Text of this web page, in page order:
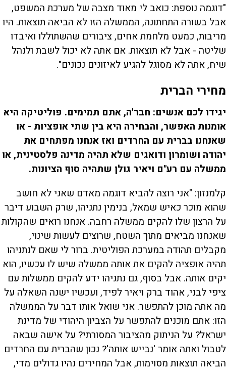
"דוגמה נוספת: כואב לי מאוד מצבה של מערכת המשפט,
אבל בשורה התחתונה, הממשלה הזו לא הביאה תוצאות. היו
מריבות, כמעט מלחמת אחים, ציבורים שהשתוללו ואיבדו
שליטה - אבל לא תוצאות. אם אתה לא יכול לשבת ולנהל
שיח, אתה לא מסוגל להגיע לאיזונים נכונים".
מחירי הברית
יגידו לכם אנשים: חבר'ה, אתם תמימים. פוליטיקה היא
אומנות האפשר, והבחירה היא בין שתי אופציות - או
שאנחנו בברית עם החרדים ואז אנחנו מפתחים את
יהודה ושומרון ודואגים שלא תהיה מדינה פלסטינית, או
ממשלה עם רע"ם ויאיר גולן שתהיה סוף הציונות.
קלמנזון: "אני רוצה להביא דוגמה מאדם שאני לא חושב
שהוא מוכר כאיש שמאל, בנימין נתניהו, שרק השבוע דיבר
על הרצון שלו להקים ממשלה רחבה. אנחנו רואים שהקולות
שאנחנו מביאים מתוך השטח, שרוצים לעשות שינוי,
מקבלים תהודה במערכת הפוליטית. ברור לי שאם לנתניהו
תהיה אופציה להקים את אותה ממשלה שיש לו עכשיו, הוא
יקים אותה. אבל בסוף, גם נתניהו ידע להקים ממשלות עם
ציפי לבני, אהוד ברק ויאיר לפיד, ועכשיו ישנה השאלה על
מה אתה מוכן להתפשר. אני שואל אותו דבר על הממשלה
הזו: אתם מוכנים להתפשר על הצביון היהודי של מדינת
ישראל? על הניתוק מהציבור המסורתי? על אישה שבאה
לטבול ואתה אומר 'נבייש אותה'? נכון שהברית עם החרדים
הביאה תוצאות מסוימות, אבל המחירים נהיו גדולים מדי,